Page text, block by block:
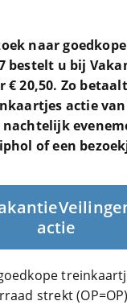
naar
bestelt u bij
€ 20,50. Zo
actie
nachtelijk
of een
actie
strekt